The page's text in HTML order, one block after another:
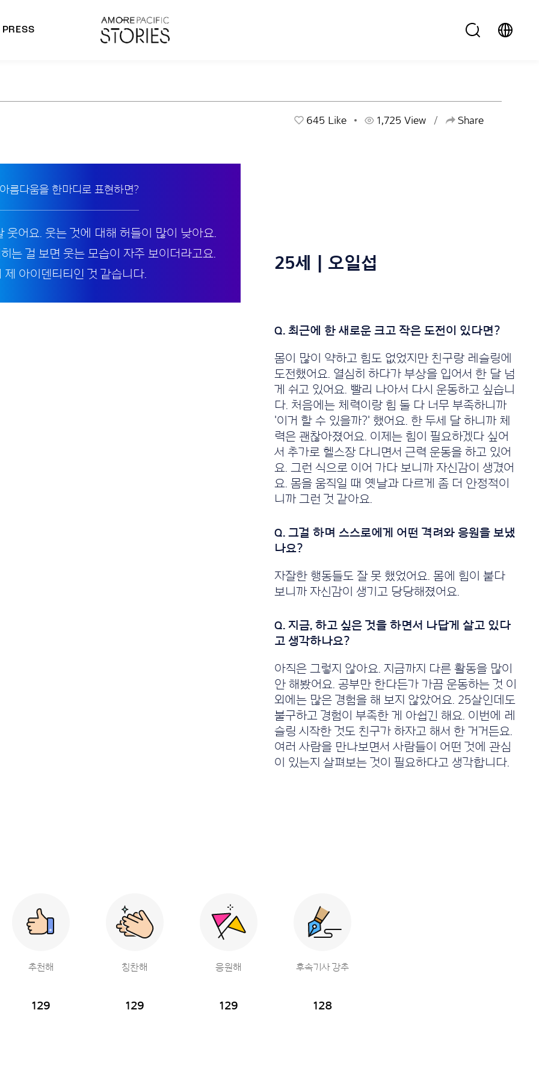
PRESS
645 Like 1,725 View Share
름다움을 한마디로 표현하면?
웃어요. 웃는 것에 대해 허들이 많이 낮아요.
는 걸 보면 웃는 모습이 자주 보이더라고요.
제 아이덴티티인 것 같습니다.
25세 | 오일섭
몸이 많이 약하고 힘도 없었지만 친구랑 레슬링에
도전했어요. 열심히 하다가 부상을 입어서 한 달 넘
게 쉬고 있어요. 빨리 나아서 다시 운동하고 싶습니
다. 처음에는 체력이랑 힘 둘 다 너무 부족하니까
'이거 할 수 있을까?' 했어요. 한 두세 달 하니까 체
력은 괜찮아졌어요. 이제는 힘이 필요하겠다 싶어
서 추가로 헬스장 다니면서 근력 운동을 하고 있어
요. 그런 식으로 이어 가다 보니까 자신감이 생겼어
요. 몸을 움직일 때 옛날과 다르게 좀 더 안정적이
니까 그런 것 같아요.
자잘한 행동들도 잘 못 했었어요. 몸에 힘이 붙다
보니까 자신감이 생기고 당당해졌어요.
아직은 그렇지 않아요. 지금까지 다른 활동을 많이
안 해봤어요. 공부만 한다든가 가끔 운동하는 것 이
외에는 많은 경험을 해 보지 않았어요. 25살인데도
불구하고 경험이 부족한 게 아쉽긴 해요. 이번에 레
슬링 시작한 것도 친구가 하자고 해서 한 거거든요.
여러 사람을 만나보면서 사람들이 어떤 것에 관심
이 있는지 살펴보는 것이 필요하다고 생각합니다.
추천해
129
칭찬해
129
응원해
129
후속기사 강추
128